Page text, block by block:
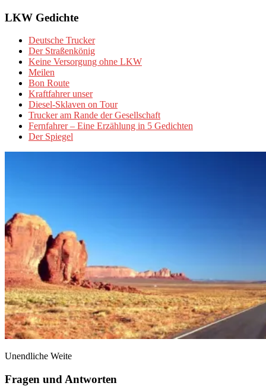
LKW Gedichte
Deutsche Trucker
Der Straßenkönig
Keine Versorgung ohne LKW
Meilen
Bon Route
Kraftfahrer unser
Diesel-Sklaven on Tour
Trucker am Rande der Gesellschaft
Fernfahrer – Eine Erzählung in 5 Gedichten
Der Spiegel
Unendliche Weite
Fragen und Antworten